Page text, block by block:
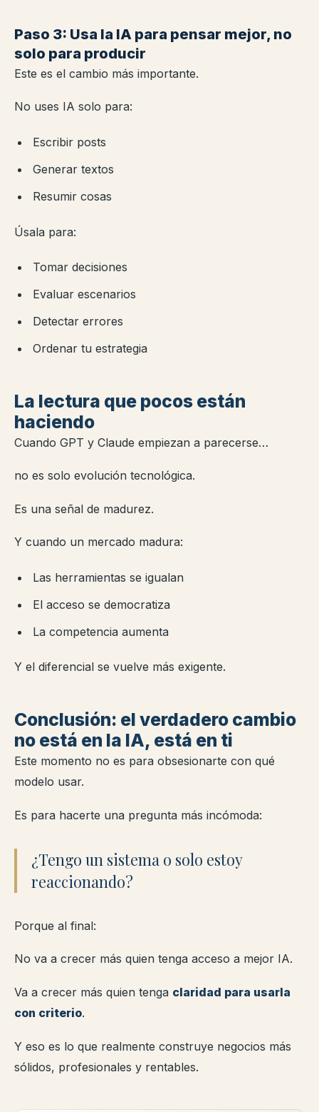
Paso 3: Usa la IA para pensar mejor, no
solo para producir
Este es el cambio más importante.
No uses IA solo para:
Escribir posts
Generar textos
Resumir cosas
Úsala para:
Tomar decisiones
Evaluar escenarios
Detectar errores
Ordenar tu estrategia
La lectura que pocos están
haciendo
Cuando GPT y Claude empiezan a parecerse…
no es solo evolución tecnológica.
Es una señal de madurez.
Y cuando un mercado madura:
Las herramientas se igualan
El acceso se democratiza
La competencia aumenta
Y el diferencial se vuelve más exigente.
Conclusión: el verdadero cambio
no está en la IA, está en ti
Este momento no es para obsesionarte con qué
modelo usar.
Es para hacerte una pregunta más incómoda:
¿Tengo un sistema o solo estoy
reaccionando?
Porque al final:
No va a crecer más quien tenga acceso a mejor IA.
Va a crecer más quien tenga claridad para usarla
con criterio.
Y eso es lo que realmente construye negocios más
sólidos, profesionales y rentables.